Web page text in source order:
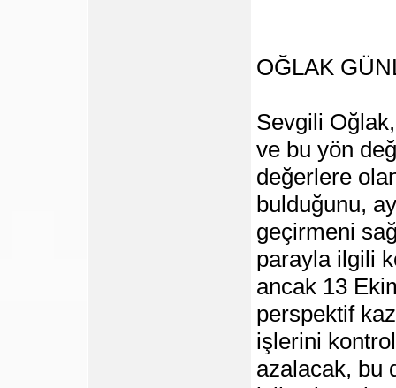
OĞLAK
Sevgili
ve bu yön
değerlere
bulduğunu,
geçirmeni
parayla ilgili
ancak 13
perspektif
işlerini
azalacak, bu